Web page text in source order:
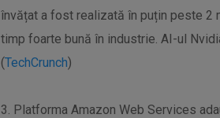
învățat a fost realizată în puțin peste 2
timp foarte bună în industrie. AI-ul
(TechCrunch)
3. Platforma Amazon Web Services